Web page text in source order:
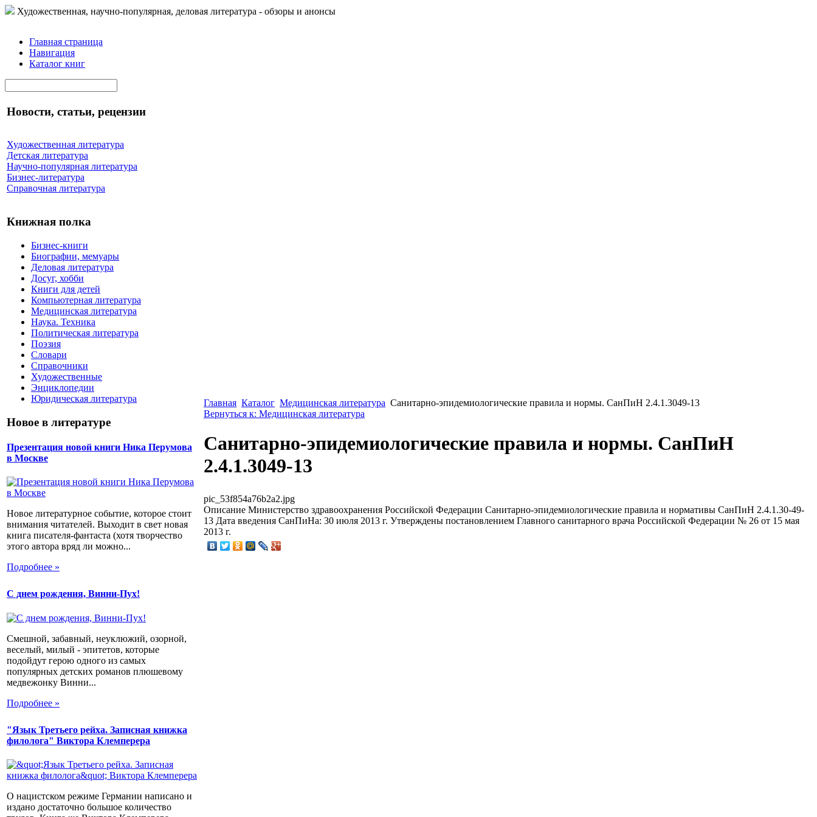
Художественная, научно-популярная, деловая литература - обзоры и анонсы
Главная страница
Навигация
Каталог книг
Новости, статьи, рецензии
Художественная литература
Детская литература
Научно-популярная литература
Бизнес-литература
Справочная литература
Книжная полка
Бизнес-книги
Биографии, мемуары
Деловая литература
Досуг, хобби
Книги для детей
Компьютерная литература
Медицинская литература
Наука. Техника
Политическая литература
Поэзия
Словари
Справочники
Художественные
Энциклопедии
Юридическая литература
Новое в литературе
Презентация новой книги Ника Перумова
в Москве
Новое литературное событие, которое стоит
внимания читателей. Выходит в свет новая
книга писателя-фантаста (хотя творчество
этого автора вряд ли можно...
Подробнее »
С днем рождения, Винни-Пух!
Смешной, забавный, неуклюжий, озорной,
веселый, милый - эпитетов, которые
подойдут герою одного из самых
популярных детских романов плюшевому
медвежонку Винни...
Подробнее »
"Язык Третьего рейха. Записная книжка
филолога" Виктора Клемперера
О нацистском режиме Германии написано и
издано достаточно большое количество
Главная Каталог Медицинская литература Санитарно-эпидемиологические правила и нормы. СанПиН 2.4.1.3049-13
Вернуться к: Медицинская литература
Санитарно-эпидемиологические правила и нормы. СанПиН
2.4.1.3049-13
pic_53f854a76b2a2.jpg
Описание Министерство здравоохранения Российской Федерации Санитарно-эпидемиологические правила и нормативы СанПиН 2.4.1.30-49-
13 Дата введения СанПиНа: 30 июля 2013 г. Утверждены постановлением Главного санитарного врача Российской Федерации № 26 от 15 мая
2013 г.